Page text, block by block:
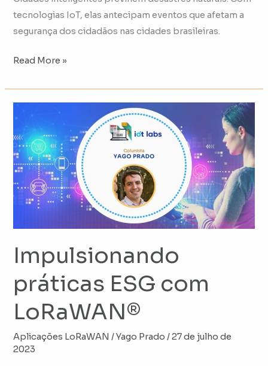
tecnologias IoT, elas antecipam eventos que afetam a
segurança dos cidadãos nas cidades brasileiras.
Read More »
Impulsionando
práticas ESG com
LoRaWAN®
Aplicações LoRaWAN /Yago Prado/27 de julho de
2023
Impulsionando
práticas
ESG
com
LoRaWAN®